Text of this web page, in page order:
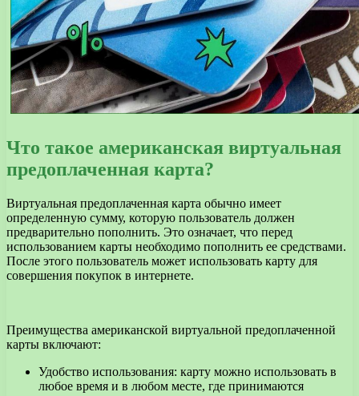
Что такое американская виртуальная
предоплаченная карта?
Виртуальная предоплаченная карта обычно имеет
определенную сумму, которую пользователь должен
предварительно пополнить. Это означает, что перед
использованием карты необходимо пополнить ее средствами.
После этого пользователь может использовать карту для
совершения покупок в интернете.
Преимущества американской виртуальной предоплаченной
карты включают:
Удобство использования: карту можно использовать в
любое время и в любом месте, где принимаются